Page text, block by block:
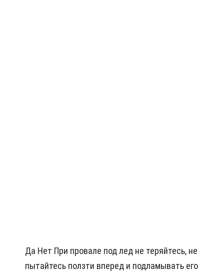
Да Нет При провале под лед не теряйтесь, не
пытайтесь ползти вперед и подламывать его